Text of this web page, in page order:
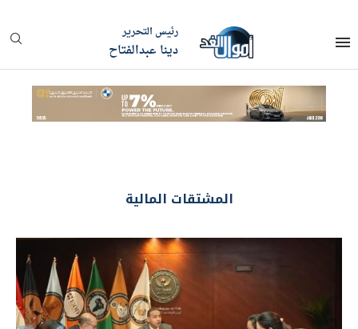
رئيس التحرير
دينا عبدالفتاح
المشتقات المالية